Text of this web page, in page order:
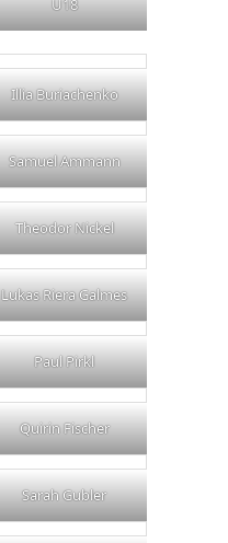
U18
Illia Buriachenko
Samuel Ammann
Theodor Nickel
Lukas Riera Galmes
Paul Pirkl
Quirin Fischer
Sarah Gubler